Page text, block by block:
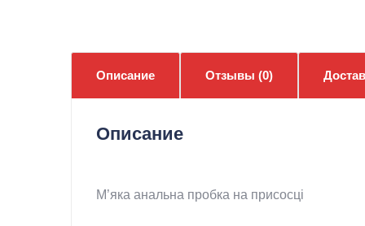
Описание Отзывы (0)
Описание
М’яка анальна пробка на присосці